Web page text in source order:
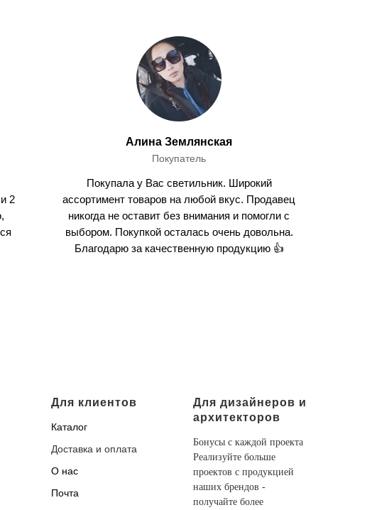
2
Алина Землянская
Покупатель
Покупала у Вас светильник. Широкий
ассортимент товаров на любой вкус. Продавец
никогда не оставит без внимания и помогли с
выбором. Покупкой осталась очень довольна.
Благодарю за качественную продукцию 👍
Для клиентов
Каталог
Доставка и оплата
О нас
Почта
Для дизайнеров и
архитекторов
Бонусы с каждой проекта
Реализуйте больше
проектов с продукцией
наших брендов -
получайте более